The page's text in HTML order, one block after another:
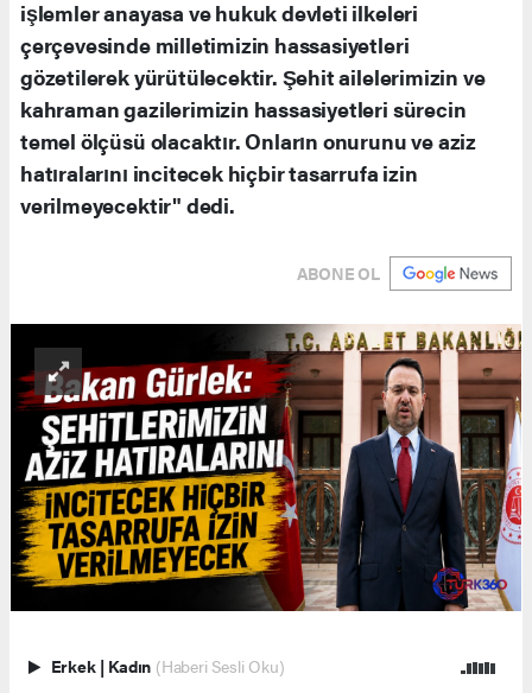
işlemler anayasa ve hukuk devleti ilkeleri
çerçevesinde milletimizin hassasiyetleri
gözetilerek yürütülecektir. Şehit ailelerimizin ve
kahraman gazilerimizin hassasiyetleri sürecin
temel ölçüsü olacaktır. Onların onurunu ve aziz
hatıralarını incitecek hiçbir tasarrufa izin
verilmeyecektir" dedi.
ABONE OL
Erkek | Kadın (Haberi Sesli Oku)